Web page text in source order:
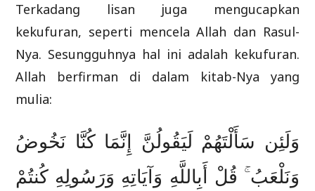
Terkadang lisan juga mengucapkan
kekufuran, seperti mencela Allah dan Rasul-
Nya. Sesungguhnya hal ini adalah kekufuran.
Allah berfirman di dalam kitab-Nya yang
mulia:
وَلَئِن سَأَلْتَهُمْ لَيَقُولُنَّ إِنَّمَا كُنَّا نَخُوضُ
وَنَلْعَبُ ۚ قُلْ أَبِاللَّهِ وَآيَاتِهِ وَرَسُولِهِ كُنتُمْ